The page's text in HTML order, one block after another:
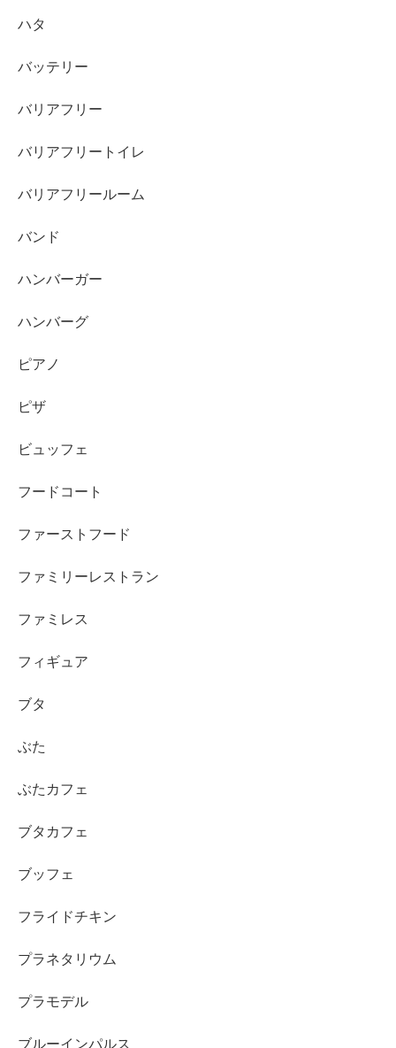
ハタ
バッテリー
バリアフリー
バリアフリートイレ
バリアフリールーム
バンド
ハンバーガー
ハンバーグ
ピアノ
ピザ
ビュッフェ
フードコート
ファーストフード
ファミリーレストラン
ファミレス
フィギュア
ブタ
ぶた
ぶたカフェ
ブタカフェ
ブッフェ
フライドチキン
プラネタリウム
プラモデル
ブルーインパルス